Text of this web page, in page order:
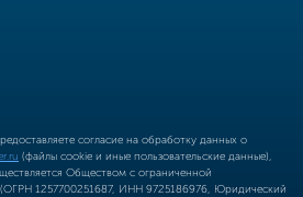
согласие на обработку данных о
(файлы cookie и иные пользовательские данные),
Обществом с ограниченной
(ОГРН 1257700251687, ИНН 9725186976, Юридический